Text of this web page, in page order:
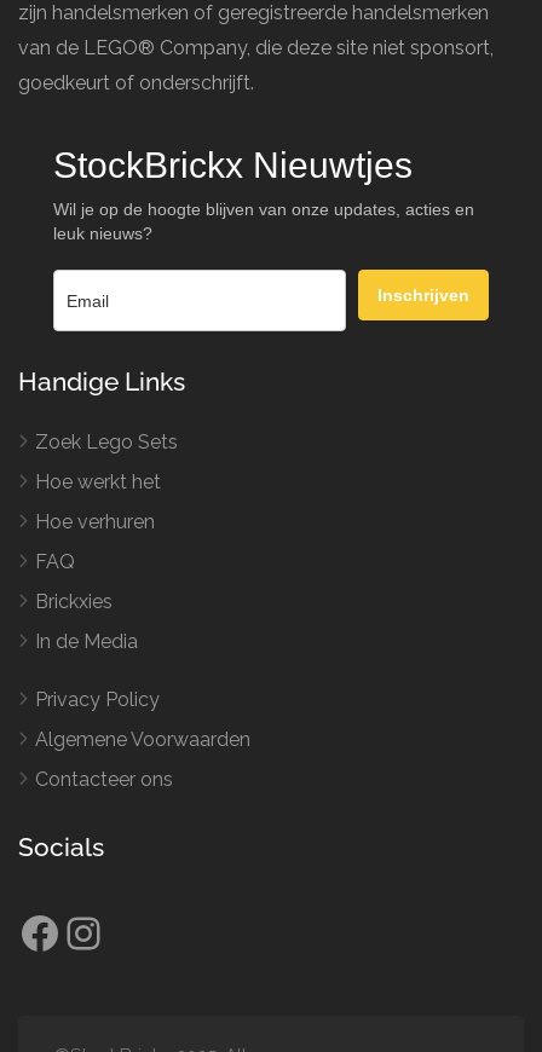
zijn handelsmerken of geregistreerde handelsmerken
van de LEGO® Company, die deze site niet sponsort,
goedkeurt of onderschrijft.
StockBrickx Nieuwtjes
Wil je op de hoogte blijven van onze updates, acties en
leuk nieuws?
Inschrijven
Handige Links
Zoek Lego Sets
Hoe werkt het
Hoe verhuren
FAQ
Brickxies
In de Media
Privacy Policy
Algemene Voorwaarden
Contacteer ons
Socials
Facebook
Instagram